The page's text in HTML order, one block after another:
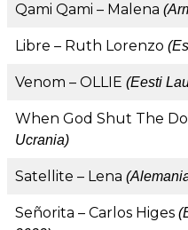
Qami Qami – Malena
Libre – Ruth Lorenzo
Venom – OLLIE (Eesti
When God Shut The
Ucrania)
Satellite – Lena
Señorita – Carlos Higes